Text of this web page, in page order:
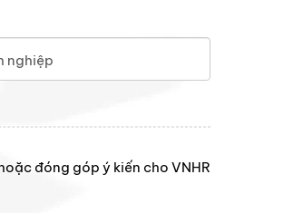
nghiệp
đóng góp ý kiến cho VNHR